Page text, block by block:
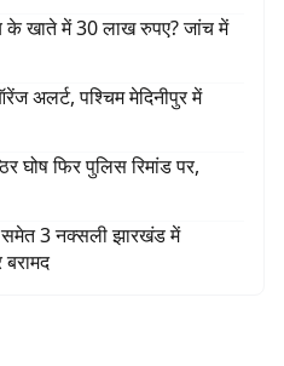
के खाते में 30 लाख रुपए? जांच में
अलर्ट, पश्चिम मेदिनीपुर में
घोष फिर पुलिस रिमांड पर,
समेत 3 नक्सली झारखंड में